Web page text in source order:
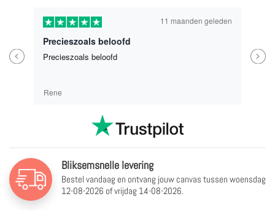
Previous
11 maanden geleden
Precieszoals beloofd
Precieszoals beloofd
Rene
Next
Bliksemsnelle levering
Bestel vandaag en ontvang jouw canvas tussen woensdag
12-08-2026 of vrijdag 14-08-2026.